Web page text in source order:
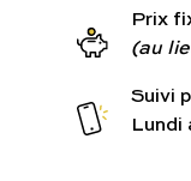
Prenez soin
Prix
(au
Suivi
Lundi